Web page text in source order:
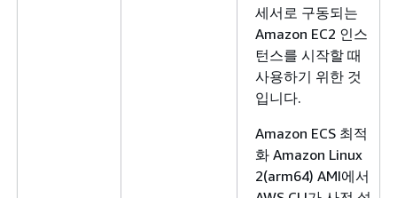
세서로 구동되는
Amazon EC2 인스
턴스를 시작할 때
사용하기 위한 것
입니다.
Amazon ECS 최적
화 Amazon Linux
2(arm64) AMI에서